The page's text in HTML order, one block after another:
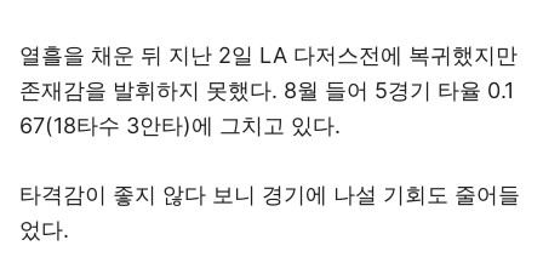
열흘을 채운 뒤 지난 2일 LA 다저스전에 복귀했지만
존재감을 발휘하지 못했다. 8월 들어 5경기 타율 0.1
67(18타수 3안타)에 그치고 있다.
타격감이 좋지 않다 보니 경기에 나설 기회도 줄어들
었다.